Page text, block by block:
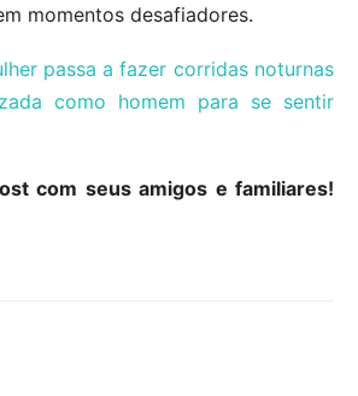
momentos desafiadores.
passa a fazer corridas noturnas
como homem para se sentir
com seus amigos e familiares!